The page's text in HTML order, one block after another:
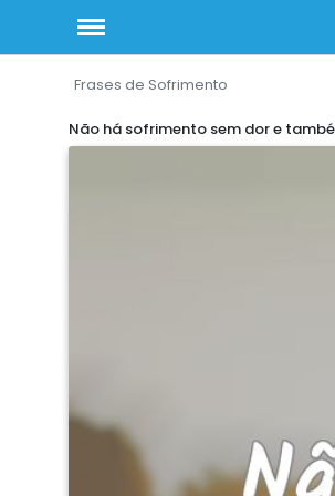
Frases de Sofrimento
Não há sofrimento sem dor e